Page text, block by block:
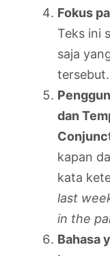
Fokus
Teks ini
saja
tersebut.
dan
kapan
kata
last
in the
Bahasa